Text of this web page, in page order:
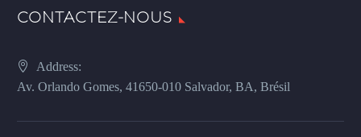
CONTACTEZ-NOUS
Address:
Av. Orlando Gomes, 41650-010 Salvador, BA, Brésil